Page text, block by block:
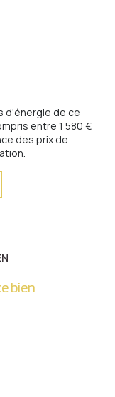
d'énergie de ce
entre 1 580 €
des prix de
bien